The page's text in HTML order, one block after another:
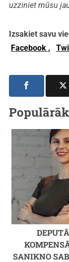
uzziniet mūsu
Izsakiet savu
Facebook ,
SANIKNO